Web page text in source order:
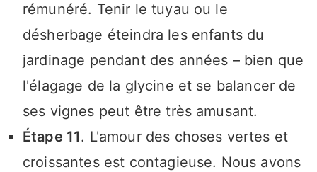
rémunéré. Tenir le tuyau ou le
désherbage éteindra les enfants du
jardinage pendant des années – bien que
l'élagage de la glycine et se balancer de
ses vignes peut être très amusant.
Étape 11. L'amour des choses vertes et
croissantes est contagieuse. Nous avons